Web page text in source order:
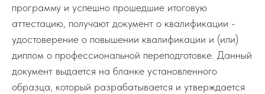
программу и успешно прошедшие итоговую
аттестацию, получают документ о квалификации -
удостоверение о повышении квалификации и (или)
диплом о профессиональной переподготовке. Данный
документ выдается на бланке установленного
образца, который разрабатывается и утверждается